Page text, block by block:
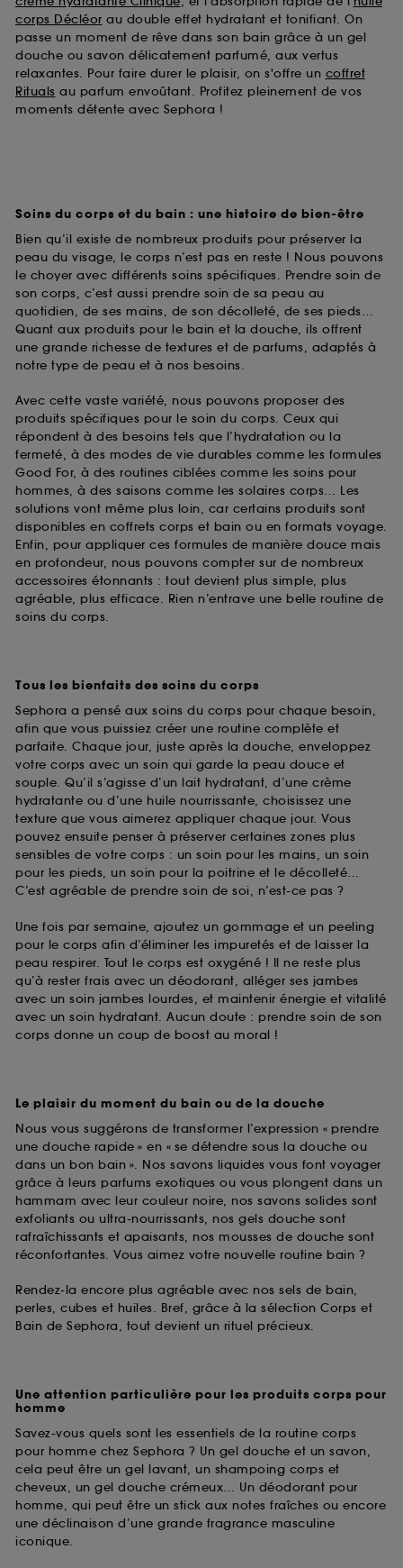
corps Décléor au double effet hydratant et tonifiant. On
passe un moment de rêve dans son bain grâce à un gel
douche ou savon délicatement parfumé, aux vertus
relaxantes. Pour faire durer le plaisir, on s'offre un coffret
Rituals au parfum envoûtant. Profitez pleinement de vos
moments détente avec Sephora !
Soins du corps et du bain : une histoire de bien-être
Bien qu’il existe de nombreux produits pour préserver la
peau du visage, le corps n’est pas en reste ! Nous pouvons
le choyer avec différents soins spécifiques. Prendre soin de
son corps, c’est aussi prendre soin de sa peau au
quotidien, de ses mains, de son décolleté, de ses pieds…
Quant aux produits pour le bain et la douche, ils offrent
une grande richesse de textures et de parfums, adaptés à
notre type de peau et à nos besoins.
Avec cette vaste variété, nous pouvons proposer des
produits spécifiques pour le soin du corps. Ceux qui
répondent à des besoins tels que l’hydratation ou la
fermeté, à des modes de vie durables comme les formules
Good For, à des routines ciblées comme les soins pour
hommes, à des saisons comme les solaires corps… Les
solutions vont même plus loin, car certains produits sont
disponibles en coffrets corps et bain ou en formats voyage.
Enfin, pour appliquer ces formules de manière douce mais
en profondeur, nous pouvons compter sur de nombreux
accessoires étonnants : tout devient plus simple, plus
agréable, plus efficace. Rien n’entrave une belle routine de
soins du corps.
Tous les bienfaits des soins du corps
Sephora a pensé aux soins du corps pour chaque besoin,
afin que vous puissiez créer une routine complète et
parfaite. Chaque jour, juste après la douche, enveloppez
votre corps avec un soin qui garde la peau douce et
souple. Qu’il s’agisse d’un lait hydratant, d’une crème
hydratante ou d’une huile nourrissante, choisissez une
texture que vous aimerez appliquer chaque jour. Vous
pouvez ensuite penser à préserver certaines zones plus
sensibles de votre corps : un soin pour les mains, un soin
pour les pieds, un soin pour la poitrine et le décolleté…
C’est agréable de prendre soin de soi, n’est-ce pas ?
Une fois par semaine, ajoutez un gommage et un peeling
pour le corps afin d’éliminer les impuretés et de laisser la
peau respirer. Tout le corps est oxygéné ! Il ne reste plus
qu’à rester frais avec un déodorant, alléger ses jambes
avec un soin jambes lourdes, et maintenir énergie et vitalité
avec un soin hydratant. Aucun doute : prendre soin de son
corps donne un coup de boost au moral !
Le plaisir du moment du bain ou de la douche
Nous vous suggérons de transformer l’expression « prendre
une douche rapide » en « se détendre sous la douche ou
dans un bon bain ». Nos savons liquides vous font voyager
grâce à leurs parfums exotiques ou vous plongent dans un
hammam avec leur couleur noire, nos savons solides sont
exfoliants ou ultra-nourrissants, nos gels douche sont
rafraîchissants et apaisants, nos mousses de douche sont
réconfortantes. Vous aimez votre nouvelle routine bain ?
Rendez-la encore plus agréable avec nos sels de bain,
perles, cubes et huiles. Bref, grâce à la sélection Corps et
Bain de Sephora, tout devient un rituel précieux.
Une attention particulière pour les produits corps pour
homme
Savez-vous quels sont les essentiels de la routine corps
pour homme chez Sephora ? Un gel douche et un savon,
cela peut être un gel lavant, un shampoing corps et
cheveux, un gel douche crémeux… Un déodorant pour
homme, qui peut être un stick aux notes fraîches ou encore
une déclinaison d’une grande fragrance masculine
iconique.